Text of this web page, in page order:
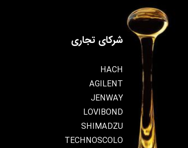
شرکای تجاری
HACH
AGILENT
JENWAY
LOVIBOND
SHIMADZU
TECHNOSCOLO